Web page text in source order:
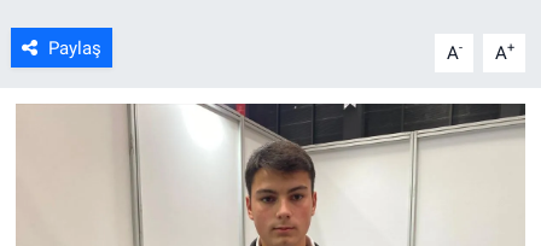
Paylaş A- A+